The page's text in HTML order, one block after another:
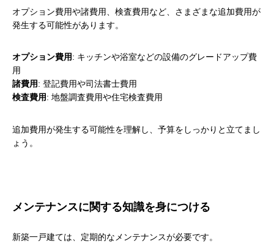
オプション費用や諸費用、検査費用など、さまざまな追加費用が
発生する可能性があります。
オプション費用: キッチンや浴室などの設備のグレードアップ費
用
諸費用: 登記費用や司法書士費用
検査費用: 地盤調査費用や住宅検査費用
追加費用が発生する可能性を理解し、予算をしっかりと立てまし
ょう。
メンテナンスに関する知識を身につける
新築一戸建ては、定期的なメンテナンスが必要です。